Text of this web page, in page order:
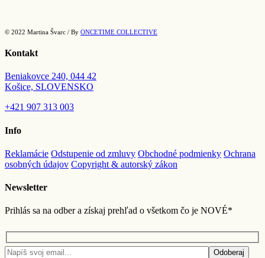
© 2022 Martina Švarc / By ONCETIME COLLECTIVE
Kontakt
Beniakovce 240, 044 42
Košice, SLOVENSKO
+421 907 313 003
Info
Reklamácie Odstupenie od zmluvy Obchodné podmienky Ochrana
osobných údajov Copyright & autorský zákon
Newsletter
Prihlás sa na odber a získaj prehľad o všetkom čo je NOVÉ*
Odoberaj